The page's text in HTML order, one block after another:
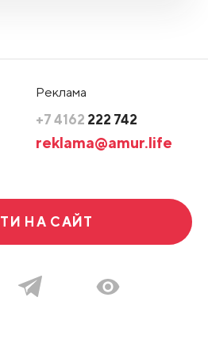
Реклама
+7 4162 222 742
reklama@amur.life
НА САЙТ